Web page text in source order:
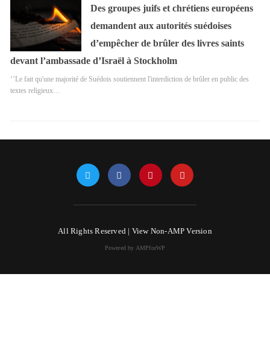
Des groupes juifs et chrétiens européens
demandent aux autorités suédoises
d’empêcher de brûler des livres saints
devant l’ambassade d’Israël à Stockholm
‘’Le fait qu'une majorité de Suédois soutiennent l'interdiction de brûler en public des
textes religieux…
All Rights Reserved | View Non-AMP Version
Powered by AMPforWP